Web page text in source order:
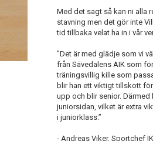
Med det sagt så kan ni alla
stavning men det gör inte
tid tillbaka velat ha in i vår
”Det är med glädje som vi
från Sävedalens AIK som
träningsvillig kille som
blir han ett viktigt tillskott
upp och blir senior.
juniorsidan, vilket är extra
i juniorklass.”
- Andreas Viker, Sportchef